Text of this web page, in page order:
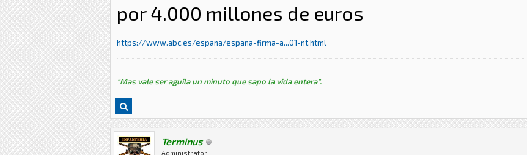
por 4.000 millones de euros
https://www.abc.es/espana/espana-firma-a...01-nt.html
"Mas vale ser aguila un minuto que sapo la vida entera".
Terminus
Administrator